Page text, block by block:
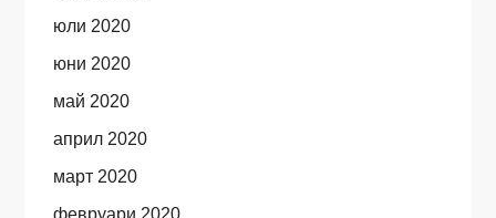
юли 2020
юни 2020
май 2020
април 2020
март 2020